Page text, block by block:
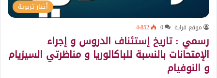
أخبار تربوية
موقع قراية 0 4٬852
رسمي : تاريخ إستئناف الدروس و إجراء
الإمتحانات بالنسبة للباكالوريا و مناظرتي السيزيام
و النوفيام